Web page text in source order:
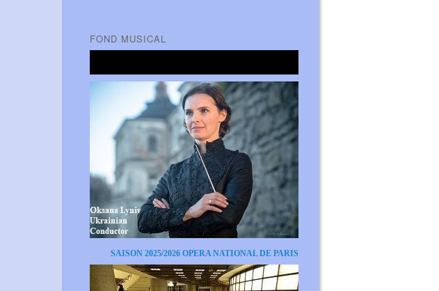
FOND MUSICAL
SAISON 2025/2026 OPERA NATIONAL DE PARIS